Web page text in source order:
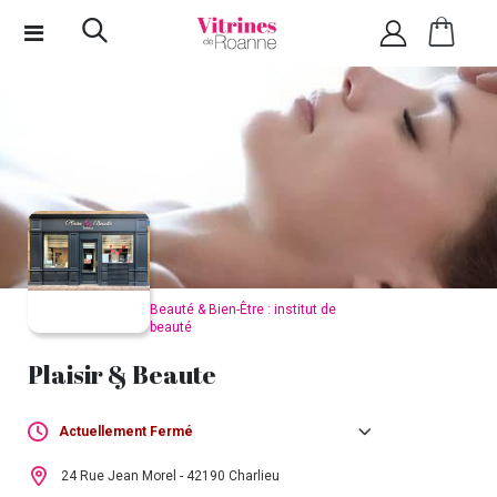
Beauté & Bien-Être : institut de
beauté
Plaisir & Beaute
Actuellement Fermé
Lundi : 09h00 - 18h00
24 Rue Jean Morel - 42190 Charlieu